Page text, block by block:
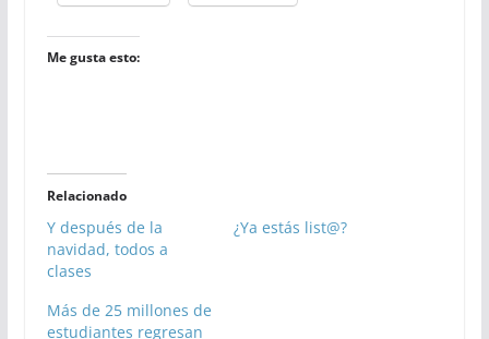
Me gusta esto:
Relacionado
Y después de la
navidad, todos a
clases
¿Ya estás list@?
Más de 25 millones de
estudiantes regresan